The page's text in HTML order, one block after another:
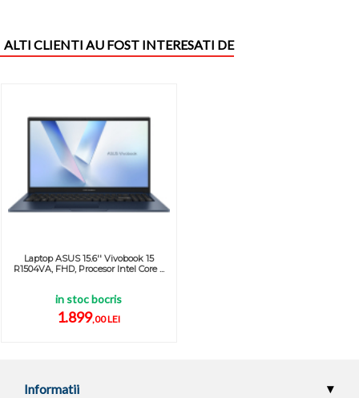
ALTI CLIENTI AU FOST INTERESATI DE
Laptop ASUS 15.6'' Vivobook 15
R1504VA, FHD, Procesor Intel Core ...
in stoc bocris
1.899,00 LEI
Informatii